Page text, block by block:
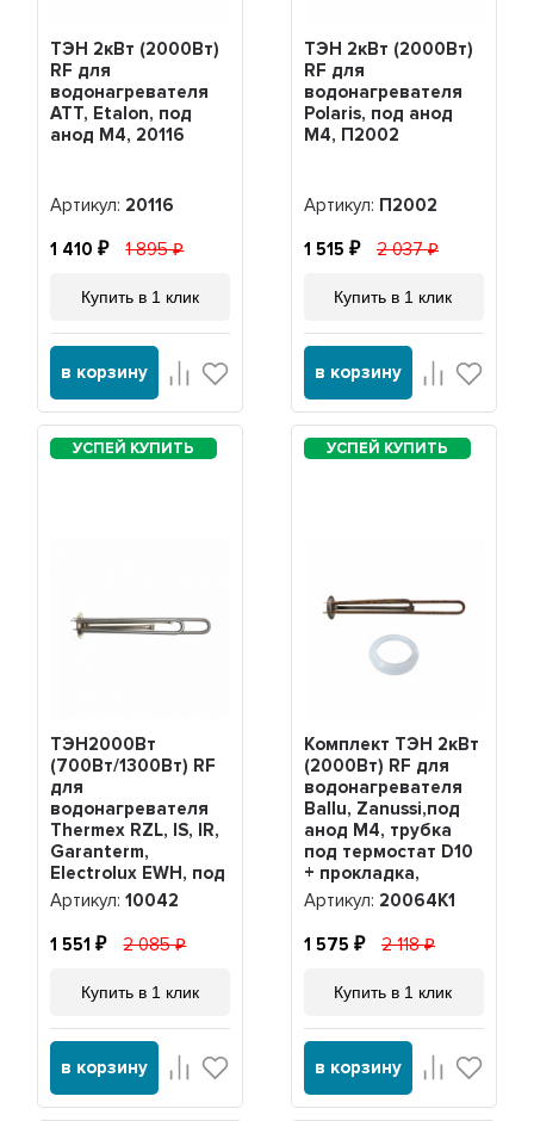
ТЭН 2кВт (2000Вт)
RF для
водонагревателя
ATT, Etalon, под
анод М4, 20116
Артикул: 20116
1 410 1 895
Купить в 1 клик
в корзину
ТЭН 2кВт (2000Вт)
RF для
водонагревателя
Polaris, под анод
М4, П2002
Артикул: П2002
1 515 2 037
Купить в 1 клик
в корзину
ТЭН2000Вт
(700Вт/1300Вт) RF
для
водонагревателя
Thermex RZL, IS, IR,
Garanterm,
Electrolux EWH, под
анод М4, нерж,
10042
Артикул:10042
1 551 2 085
Купить в 1 клик
в корзину
Комплект ТЭН 2кВт
(2000Вт) RF для
водонагревателя
Ballu, Zanussi,под
анод М4, трубка
под термостат D10
+ прокладка,
20064K1
Артикул: 20064K1
1 575 2 118
Купить в 1 клик
в корзину